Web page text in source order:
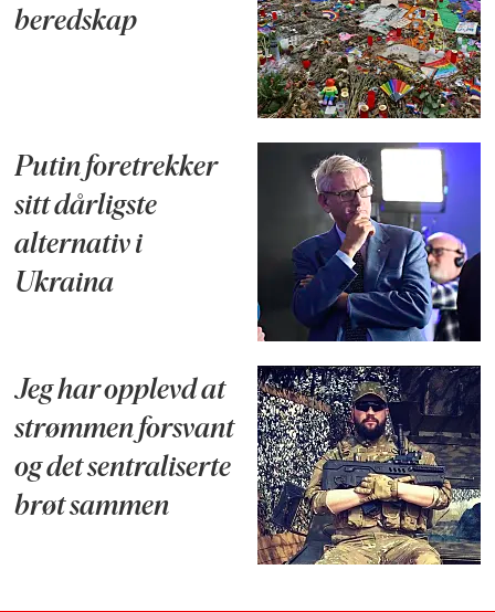
beredskap
Putin foretrekker
sitt dårligste
alternativ i
Ukraina
Jeg har opplevd at
strømmen forsvant
og det sentraliserte
brøt sammen